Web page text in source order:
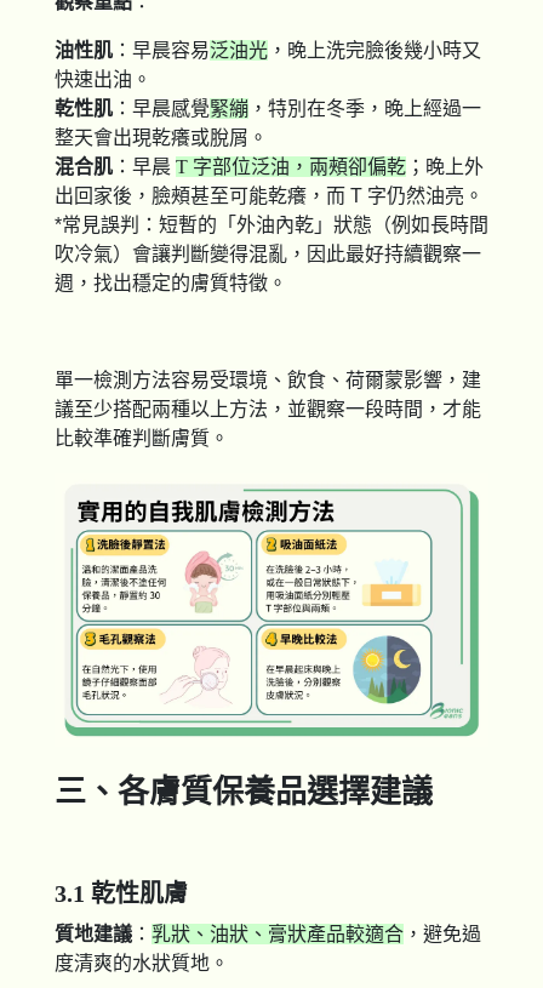
油性肌 ：早晨容易泛油光 ，晚上洗完臉後幾小時又
快速出油。
乾性肌 ：早晨感覺緊繃 ，特別在冬季，晚上經過一
整天會出現乾癢或脫屑。
混合肌 ：早晨 T 字部位泛油，兩頰卻偏乾 ；晚上外
出回家後，臉頰甚至可能乾癢，而 T 字仍然油亮。
*常見誤判：短暫的「外油內乾」狀態（例如長時間
吹冷氣）會讓判斷變得混亂，因此最好持續觀察一
週，找出穩定的膚質特徵。
單一檢測方法容易受環境、飲食、荷爾蒙影響，建
議至少搭配兩種以上方法，並觀察一段時間，才能
比較準確判斷膚質。
三、各膚質保養品選擇建議
3.1 乾性肌膚
質地建議 ： 乳狀、油狀、膏狀產品較適合 ，避免過
度清爽的水狀質地。